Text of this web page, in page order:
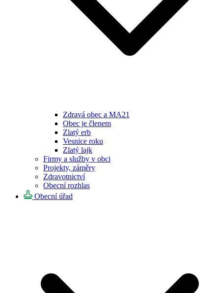
Zdravá obec a MA21
Obec je členem
Zlatý erb
Vesnice roku
Zlatý lajk
Firmy a služby v obci
Projekty, záměry
Zdravotnictví
Obecní rozhlas
Obecní úřad